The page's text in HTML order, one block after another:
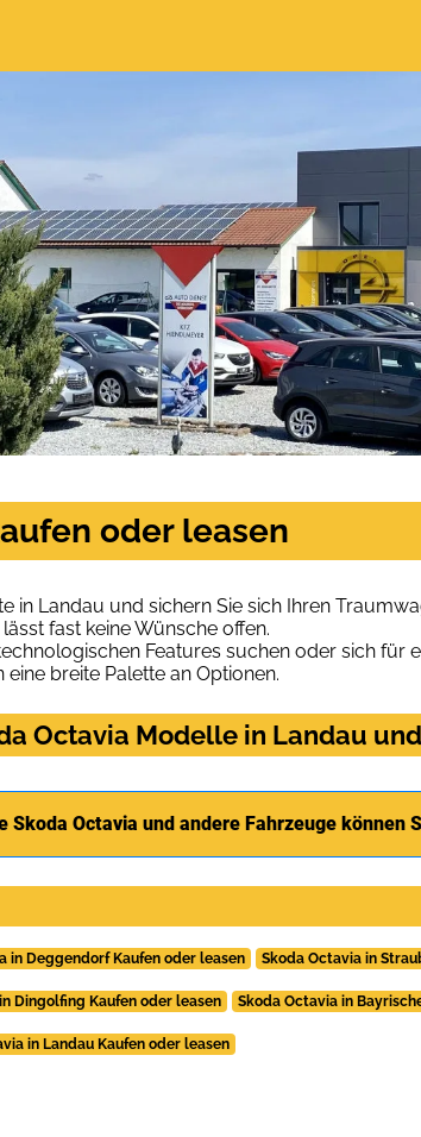
oder leasen
in Landau und sichern Sie sich Ihren
fast keine Wünsche offen.
Features suchen oder sich für
breite Palette an Optionen.
Octavia Modelle in Landau
Skoda Octavia und andere Fahrzeuge können
in Deggendorf Kaufen oder leasen Skoda Octavia in
Dingolfing Kaufen oder leasen Skoda Octavia in
in Landau Kaufen oder leasen